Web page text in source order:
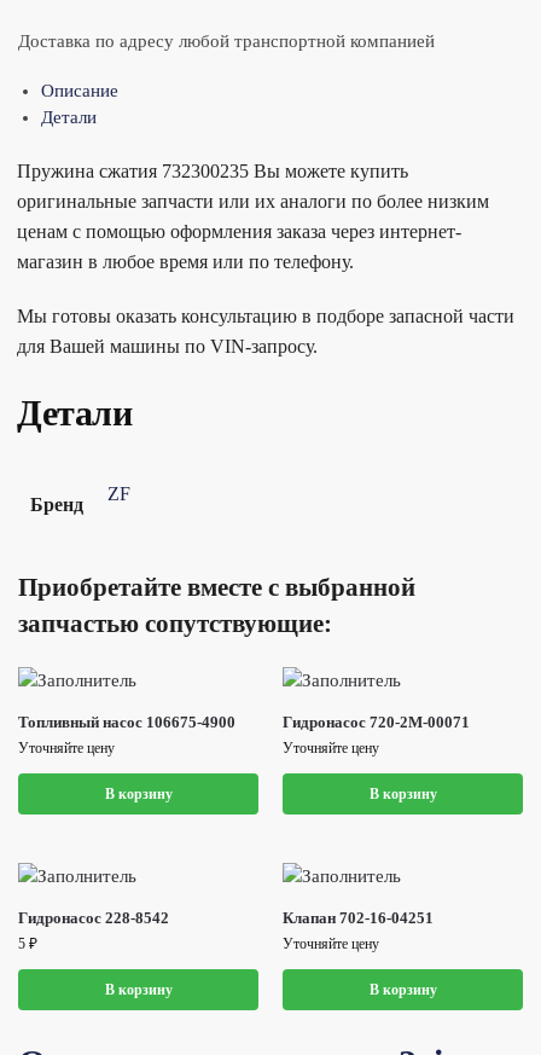
Доставка по адресу любой транспортной компанией
Описание
Детали
Пружина сжатия 732300235 Вы можете купить
оригинальные запчасти или их аналоги по более низким
ценам с помощью оформления заказа через интернет-
магазин в любое время или по телефону.
Мы готовы оказать консультацию в подборе запасной части
для Вашей машины по VIN-запросу.
Детали
Бренд
ZF
Приобретайте вместе с выбранной
запчастью сопутствующие:
Топливный насос 106675-4900
Уточняйте цену
В корзину
Гидронасос 720-2M-00071
Уточняйте цену
В корзину
Гидронасос 228-8542
5 ₽
В корзину
Клапан 702-16-04251
Уточняйте цену
В корзину